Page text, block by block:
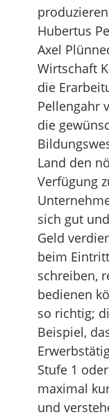
Hubertus
Axel
Wirtschaft
die
Pellengahr
die
Land den
Verfügung
sich gut
Geld
beim
schreiben,
bedienen
so richtig;
Beispiel,
Stufe 1
maximal
und